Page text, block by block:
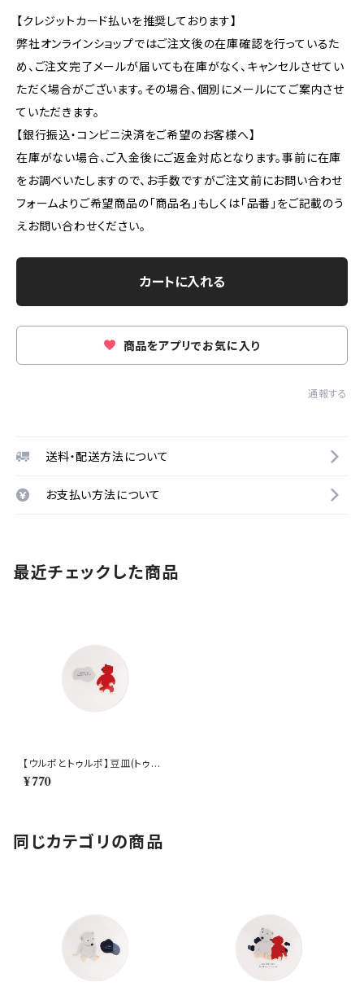
【クレジットカード払いを推奨しております】
弊社オンラインショップではご注文後の在庫確認を行っているた
め、ご注文完了メールが届いても在庫がなく、キャンセルさせてい
ただく場合がございます。その場合、個別にメールにてご案内させ
ていただきます。
【銀行振込・コンビニ決済をご希望のお客様へ】
在庫がない場合、ご入金後にご返金対応となります。事前に在庫
をお調べいたしますので、お手数ですがご注文前にお問い合わせ
フォームよりご希望商品の「商品名」もしくは「品番」をご記載のう
えお問い合わせください。
カートに入れる
商品をアプリでお気に入り
通報する
送料・配送方法について
お支払い方法について
最近チェックした商品
【ウルポとトゥルポ】豆皿(トゥル
ポ)【ULP10】
¥770
同じカテゴリの商品